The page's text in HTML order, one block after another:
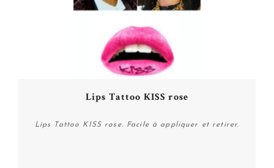
Lips Tattoo KISS rose
Lips Tattoo KISS rose. Facile à appliquer et retirer.